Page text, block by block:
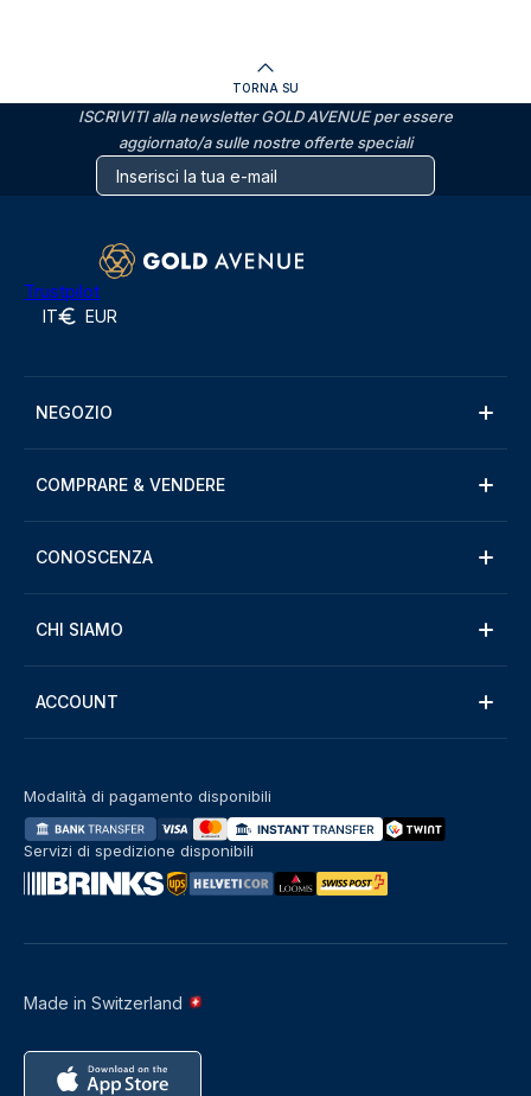
TORNA SU
ISCRIVITI alla newsletter GOLD AVENUE per essere
aggiornato/a sulle nostre offerte speciali
Trustpilot
IT EUR
NEGOZIO
COMPRARE & VENDERE
CONOSCENZA
CHI SIAMO
ACCOUNT
Made in Switzerland
Modalità di pagamento disponibili
Servizi di spedizione disponibili